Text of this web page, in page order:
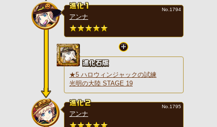
アンナ
No.1794
★5 ハロウィンジャックの試練
光明の大陸 STAGE 19
アンナ
No.1795